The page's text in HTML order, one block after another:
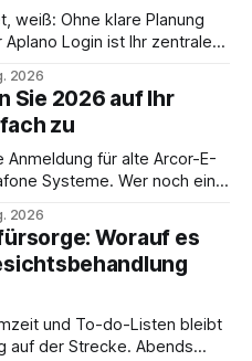
weiß: Ohne klare Planung
Login ist Ihr zentraler
kommunikation rund um
In diesem Leitfaden
reibungslosen Einstieg
2026
Sie 2026 auf Ihr
zu
Systeme. Wer noch eine
Vodafone E-Mail & Cloud
Login über mail.
2026
Worauf es
und To-do-Listen bleibt
auf der Strecke. Abends